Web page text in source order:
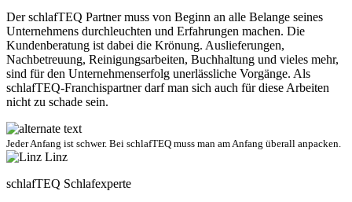
Der schlafTEQ Partner muss von Beginn an alle Belange seines
Unternehmens durchleuchten und Erfahrungen machen. Die
Kundenberatung ist dabei die Krönung. Auslieferungen,
Nachbetreuung, Reinigungsarbeiten, Buchhaltung und vieles mehr,
sind für den Unternehmenserfolg unerlässliche Vorgänge. Als
schlafTEQ-Franchispartner darf man sich auch für diese Arbeiten
nicht zu schade sein.
Jeder Anfang ist schwer. Bei schlafTEQ muss man am Anfang überall anpacken.
Linz
schlafTEQ Schlafexperte